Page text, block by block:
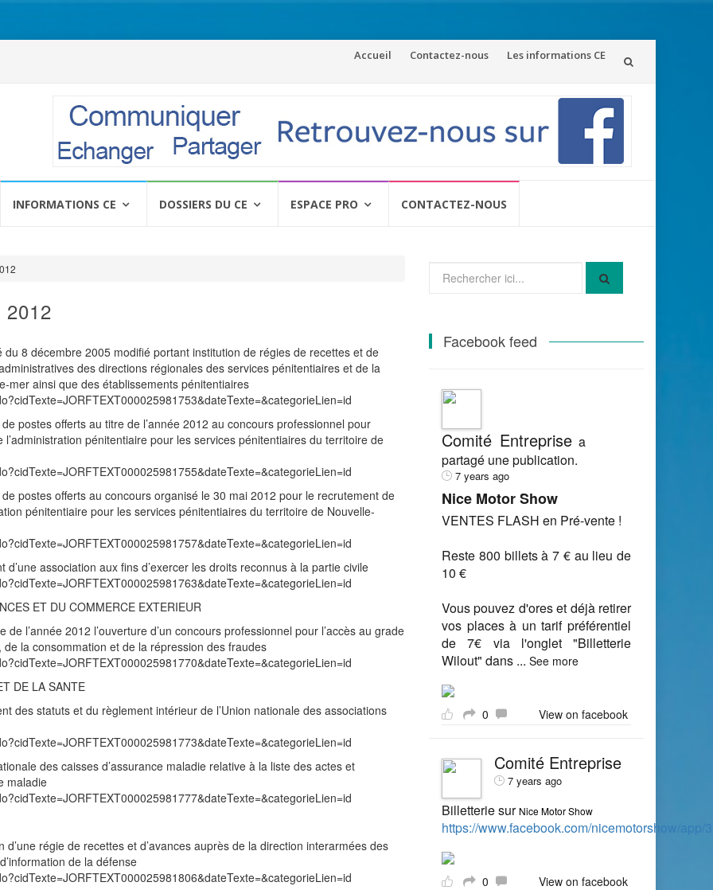
Aller
Accueil Contactez-nous Les informations CE
INFORMATIONS CE DOSSIERS DU CE ESPACE PRO CONTACTEZ-NOUS
2012
du 8 décembre 2005 modifié portant institution de régies de recettes et de
des directions régionales des services pénitentiaires et de la
mer ainsi que des établissements pénitentiaires
postes offerts au titre de l’année 2012 au concours professionnel pour
l’administration pénitentiaire pour les services pénitentiaires du territoire de
postes offerts au concours organisé le 30 mai 2012 pour le recrutement de
pénitentiaire pour les services pénitentiaires du territoire de Nouvelle-
association aux fins d’exercer les droits reconnus à la partie civile
ET DU COMMERCE EXTERIEUR
l’année 2012 l’ouverture d’un concours professionnel pour l’accès au grade
la consommation et de la répression des fraudes
DE LA SANTE
des statuts et du règlement intérieur de l’Union nationale des associations
des caisses d’assurance maladie relative à la liste des actes et
maladie
régie de recettes et d’avances auprès de la direction interarmées des
de la défense
pour
Facebook feed
Comité Entreprisea
partagé une publication.
7 years ago
Nice Motor Show
VENTES FLASH en Pré-vente !
Reste 800 billets à 7 € au lieu de
10 €
Vous pouvez d'ores et déjà retirer
vos places à un tarif préférentiel
de 7€ via l'onglet "Billetterie
Wilout" dans ... See more
0 View on facebook
Comité Entreprise
7 years ago
Billetterie sur Nice Motor Show
https://www.facebook.com/nicemotorshow/app/
0 View on facebook